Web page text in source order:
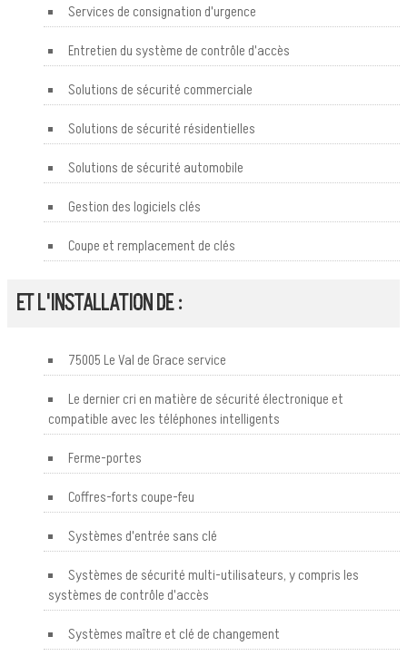
Services de consignation d'urgence
Entretien du système de contrôle d'accès
Solutions de sécurité commerciale
Solutions de sécurité résidentielles
Solutions de sécurité automobile
Gestion des logiciels clés
Coupe et remplacement de clés
ET L'INSTALLATION DE :
75005 Le Val de Grace service
Le dernier cri en matière de sécurité électronique et
compatible avec les téléphones intelligents
Ferme-portes
Coffres-forts coupe-feu
Systèmes d'entrée sans clé
Systèmes de sécurité multi-utilisateurs, y compris les
systèmes de contrôle d'accès
Systèmes maître et clé de changement